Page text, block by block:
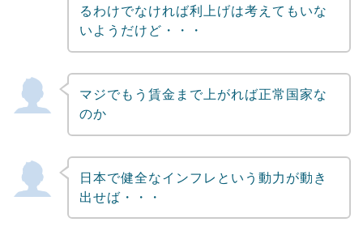
るわけでなければ利上げは考えてもいな
いようだけど・・・
マジでもう賃金まで上がれば正常国家な
のか
日本で健全なインフレという動力が動き
出せば・・・